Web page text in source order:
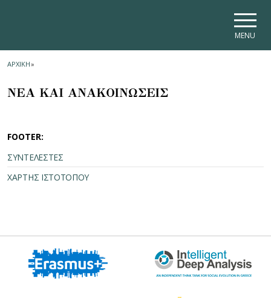
MENU
ΑΡΧΙΚΗ»
ΝΕΑ ΚΑΙ ΑΝΑΚΟΙΝΩΣΕΙΣ
FOOTER:
ΣΥΝΤΕΛΕΣΤΕΣ
ΧΑΡΤΗΣ ΙΣΤΟΤΟΠΟΥ